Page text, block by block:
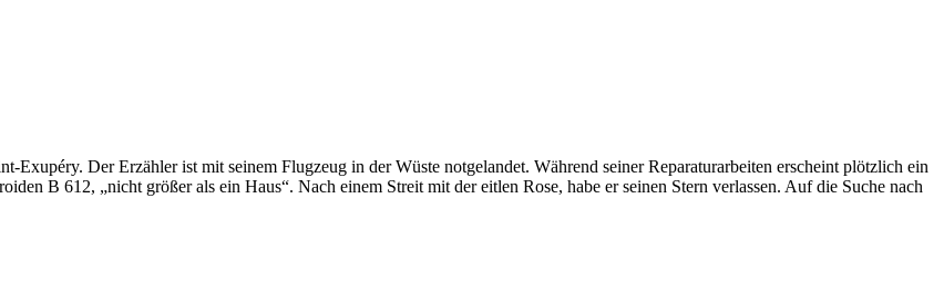
Exupéry. Der Erzähler ist mit seinem Flugzeug in der Wüste notgelandet. Während seiner Reparaturarbeiten erscheint plötzlich ein
B 612, „nicht größer als ein Haus“. Nach einem Streit mit der eitlen Rose, habe er seinen Stern verlassen. Auf die Suche nach